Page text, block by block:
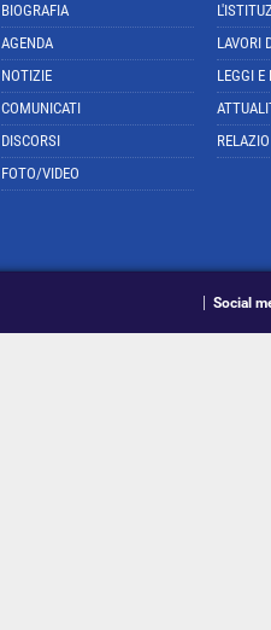
BIOGRAFIA
AGENDA
NOTIZIE
COMUNICATI
DISCORSI
FOTO/VIDEO
LAVORI
LEGGI E
Social